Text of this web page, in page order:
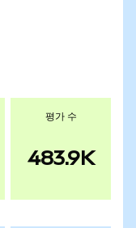
평가 수
483.9K